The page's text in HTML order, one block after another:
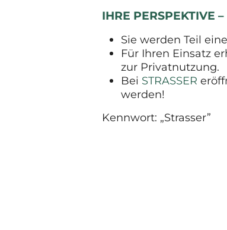
IHRE PERSPEKTIVE
Sie werden Teil
Für Ihren Einsatz
zur Privatnutzung.
Bei STRASSER
werden!
Kennwort: „Strasser”